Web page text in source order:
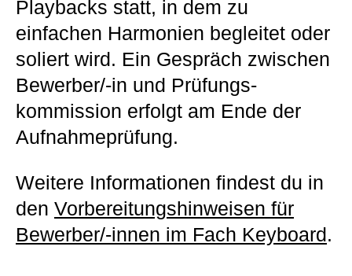
Playbacks statt, in dem zu
einfachen Harmonien begleitet oder
soliert wird. Ein Gespräch zwischen
Bewerber/-in und Prüfungs­
kommission erfolgt am Ende der
Aufnahmeprüfung.
Weitere Informationen findest du in
den Vorbereitungshinweisen für
Bewerber/-innen im Fach Keyboard.